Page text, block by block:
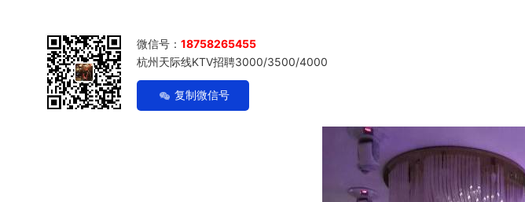
微信号： 18758265455
杭州天际线KTV招聘3000/3500/4000
复制微信号